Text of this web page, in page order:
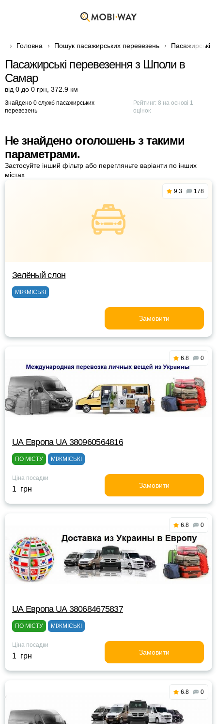
Головна Пошук пасажирських перевезень Пасажирські
Пасажирські перевезення з Шполи в
Самар
від 0 до 0 грн 372.9 км
Знайдено 0 служб пасажирських
перевезень
Рейтинг:8 на основі 1
оцінок
Не знайдено оголошень з такими
параметрами.
Застосуйте інший фільтр або перегляньте варіанти по інших
містах
9.3 178
Зелёный слон
МІЖМІСЬКІ
Замовити
6.8 0
UА Европа UА 380960564816
ПО МІСТУ МІЖМІСЬКІ
Ціна посадки
1 грн Замовити
6.8 0
UА Европа UА 380684675837
ПО МІСТУ МІЖМІСЬКІ
Ціна посадки
1 грн Замовити
6.8 0